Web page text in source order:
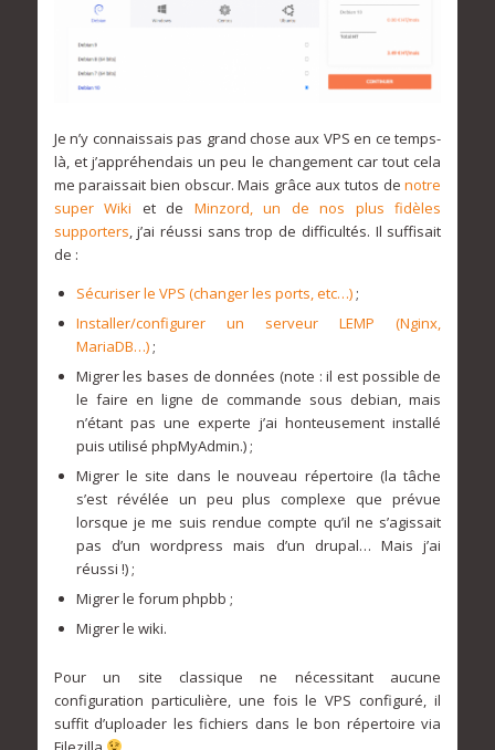
Je n’y connaissais pas grand chose aux VPS en ce temps-
là, et j’appréhendais un peu le changement car tout cela
me paraissait bien obscur. Mais grâce aux tutos denotre
super Wiki et de Minzord, un de nos plus fidèles
supporters, j’ai réussi sans trop de difficultés. Il suffisait
de :
Sécuriser le VPS (changer les ports, etc…);
Installer/configurer un serveur LEMP (Nginx,
MariaDB…);
Migrer les bases de données (note : il est possible de
le faire en ligne de commande sous debian, mais
n’étant pas une experte j’ai honteusement installé
puis utilisé phpMyAdmin.) ;
Migrer le site dans le nouveau répertoire (la tâche
s’est révélée un peu plus complexe que prévue
lorsque je me suis rendue compte qu’il ne s’agissait
pas d’un wordpress mais d’un drupal… Mais j’ai
réussi !) ;
Migrer le forum phpbb ;
Migrer le wiki.
Pour un site classique ne nécessitant aucune
configuration particulière, une fois le VPS configuré, il
suffit d’uploader les fichiers dans le bon répertoire via